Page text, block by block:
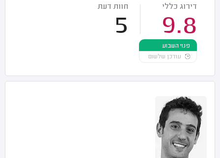
דירוג כללי
9.8
חוות דעת
5
פנוי השבוע
עודכן שלשום